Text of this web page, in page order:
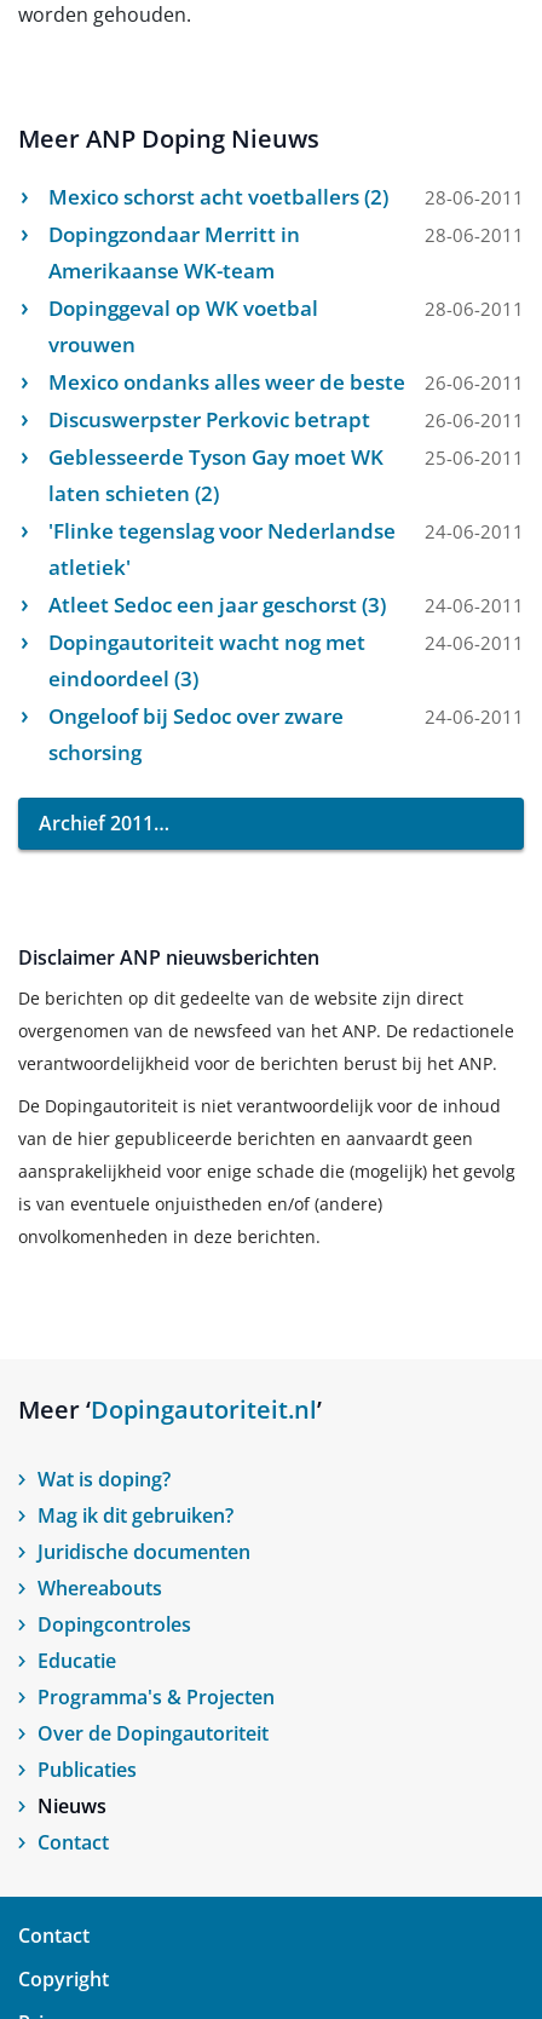
worden gehouden.
Meer ANP Doping Nieuws
Mexico schorst acht voetballers (2) 28-06-2011
Dopingzondaar Merritt in
Amerikaanse WK-team
28-06-2011
Dopinggeval op WK voetbal
vrouwen
28-06-2011
Mexico ondanks alles weer de beste 26-06-2011
Discuswerpster Perkovic betrapt 26-06-2011
Geblesseerde Tyson Gay moet WK
laten schieten (2)
25-06-2011
'Flinke tegenslag voor Nederlandse
atletiek'
24-06-2011
Atleet Sedoc een jaar geschorst (3) 24-06-2011
Dopingautoriteit wacht nog met
eindoordeel (3)
24-06-2011
Ongeloof bij Sedoc over zware
schorsing
24-06-2011
Archief 2011
Disclaimer ANP nieuwsberichten
De berichten op dit gedeelte van de website zijn direct
overgenomen van de newsfeed van het ANP. De redactionele
verantwoordelijkheid voor de berichten berust bij het ANP.
De Dopingautoriteit is niet verantwoordelijk voor de inhoud
van de hier gepubliceerde berichten en aanvaardt geen
aansprakelijkheid voor enige schade die (mogelijk) het gevolg
is van eventuele onjuistheden en/of (andere)
onvolkomenheden in deze berichten.
Meer ‘Dopingautoriteit.nl’
Wat is doping?
Mag ik dit gebruiken?
Juridische documenten
Whereabouts
Dopingcontroles
Educatie
Programma's & Projecten
Over de Dopingautoriteit
Publicaties
Nieuws
Contact
Contact
Copyright